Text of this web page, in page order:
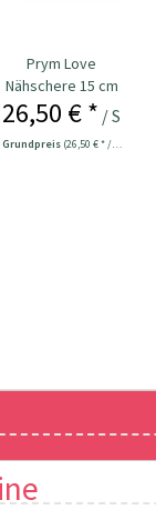
Prym Love
Nähschere 15 cm
Nr. 610541
26,50 € * / Stück
Grundpreis (26,50 € * / 1 Stück)